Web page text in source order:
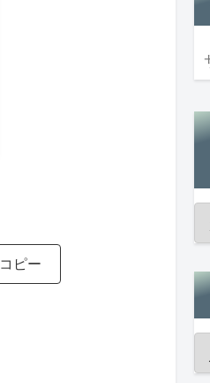
コピー